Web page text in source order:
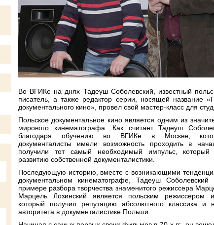
Во ВГИКе на днях Тадеуш Соболевский, известный
писатель, а также редактор серии, носящей название
документального кино», провел свой мастер-класс для
Польское документальное кино является одним из
мирового кинематографа. Как считает Тадеуш
благодаря обучению во ВГИКе в Москве,
документалисты имели возможность проходить в
получили тот самый необходимый импульс,
развитию собственной документалистики.
Последующую историю, вместе с возникающими
документальном кинематографе, Тадеуш Соболевский
примере разбора творчества знаменитого режиссера
Марцель Лозинский является польским режиссером и
который получил репутацию абсолютного классика и
авторитета в документалистике Польши.